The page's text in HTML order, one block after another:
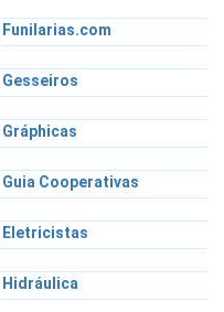
Funilarias.com
Gesseiros
Gráphicas
Guia Cooperativas
Eletricistas
Hidráulica